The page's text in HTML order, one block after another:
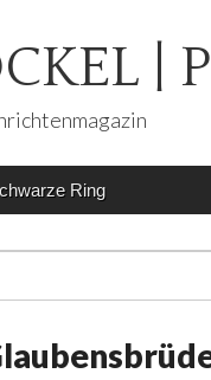
|
Ring